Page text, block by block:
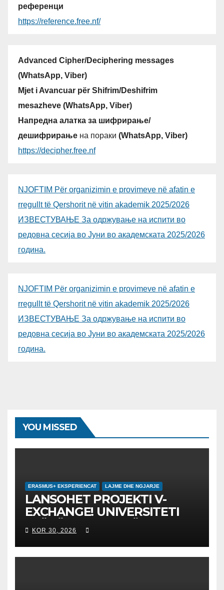
референци
https://reference.free.nf/
Advanced Cipher/Deciphering messages
(WhatsApp, Viber)
Mjet i Avancuar për Shifrim/Deshifrim
mesazheve (WhatsApp, Viber)
Напредна алатка за шифрирање/
дешифрирање на пораки (WhatsApp, Viber)
https://decipher.free.nf
NJOFTIM Për organizimin e provimeve në afatin e
rregullt të Qershorit në vitin akademik 2025/2026
ИЗВЕСТУВАЊЕ За одржување на испити во
редовна сесија во Јуни во академската 2025/2026
година.
NJOFTIM Për organizimin e provimeve në afatin e
rregullt të Qershorit në vitin akademik 2025/2026
ИЗВЕСТУВАЊЕ За одржување на испити во
редовна сесија во Јуни во академската 2025/2026
година.
YOU MISSED
ERASMUS+ EKSPERIENCAT LAJME DHE NGJARJE
LANSOHET PROJEKTI V-
EXCHANGE! UNIVERSITETI
UDHËHEQ NISMËN
NDËRKOMBËTARE PËR
EDUKIMIN DIGJITAL DHE
KOR 30, 2026